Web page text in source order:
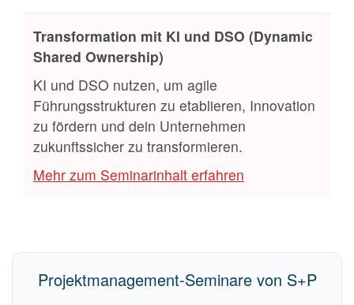
Transformation mit KI und DSO (Dynamic
Shared Ownership)
KI und DSO nutzen, um agile
Führungsstrukturen zu etablieren, Innovation
zu fördern und dein Unternehmen
zukunftssicher zu transformieren.
Mehr zum Seminarinhalt erfahren
Projektmanagement-Seminare von S+P